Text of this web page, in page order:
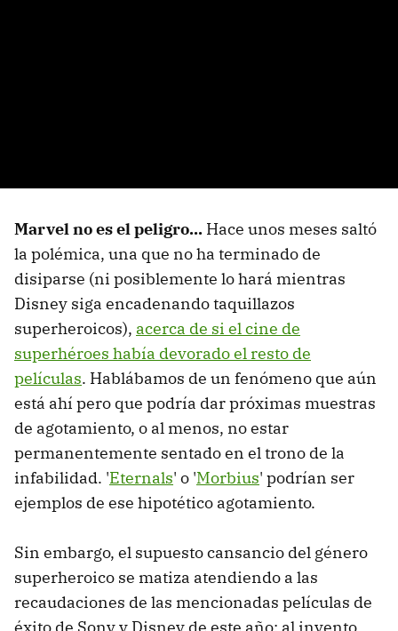
Marvel no es el peligro... Hace unos meses saltó
la polémica, una que no ha terminado de
disiparse (ni posiblemente lo hará mientras
Disney siga encadenando taquillazos
superheroicos), acerca de si el cine de
superhéroes había devorado el resto de
películas. Hablábamos de un fenómeno que aún
está ahí pero que podría dar próximas muestras
de agotamiento, o al menos, no estar
permanentemente sentado en el trono de la
infabilidad. 'Eternals' o 'Morbius' podrían ser
ejemplos de ese hipotético agotamiento.
Sin embargo, el supuesto cansancio del género
superheroico se matiza atendiendo a las
recaudaciones de las mencionadas películas de